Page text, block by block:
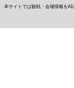
本サイトでは観戦・会場情報を